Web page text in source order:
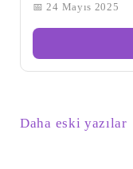
📅 24 Mayıs 2025
Yazı
Daha eski yazılar